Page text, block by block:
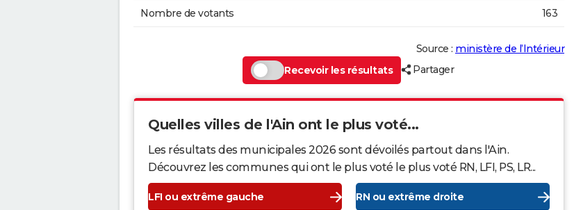
Nombre de votants 163
Source : ministère de l’Intérieur
Recevoir les résultats
Partager
Quelles villes de l'Ain ont le plus voté...
Les résultats des municipales 2026 sont dévoilés partout dans l'Ain.
Découvrez les communes qui ont le plus voté le plus voté RN, LFI, PS, LR...
LFI ou extrême gauche RN ou extrême droite